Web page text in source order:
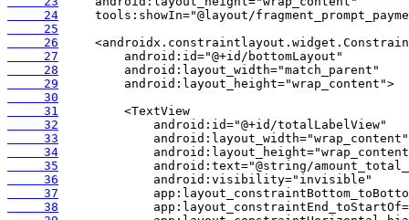
     24
     25
     26
     27
     28
     29
     30
     31
     32
     33
     34
     35
     36
     37
     38